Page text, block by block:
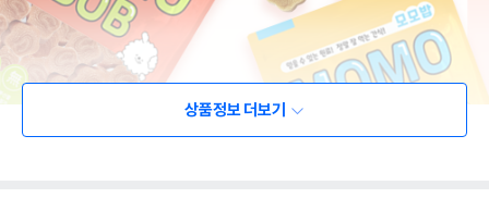
상품정보 더보기